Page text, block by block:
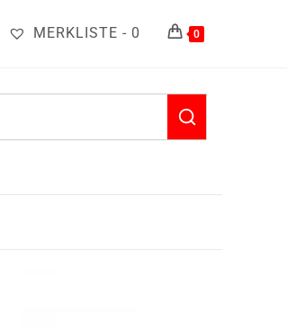
MERKLISTE - 0 0